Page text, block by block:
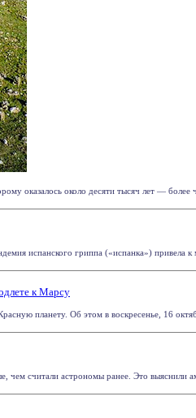
оказалось около десяти тысяч лет — более
испанского гриппа («испанка») привела
к Марсу
планету. Об этом в воскресенье, 16
чем считали астрономы ранее. Это выяснили